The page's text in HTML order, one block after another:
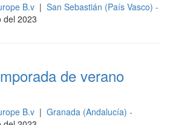
B.v | San Sebastián (País Vasco) -
del 2023
de verano
B.v | Granada (Andalucía) -